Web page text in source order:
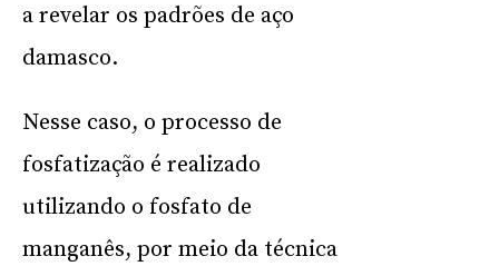
a revelar os padrões de aço
damasco.
Nesse caso, o processo de
fosfatização é realizado
utilizando o fosfato de
manganês, por meio da técnica